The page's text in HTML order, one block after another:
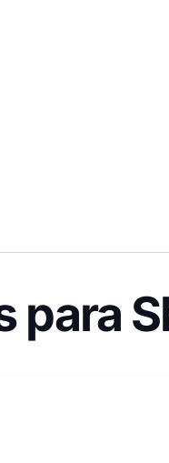
para